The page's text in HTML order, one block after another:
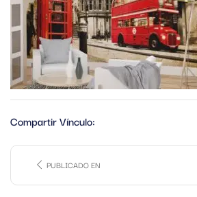
Compartir Vínculo:
PUBLICADO EN